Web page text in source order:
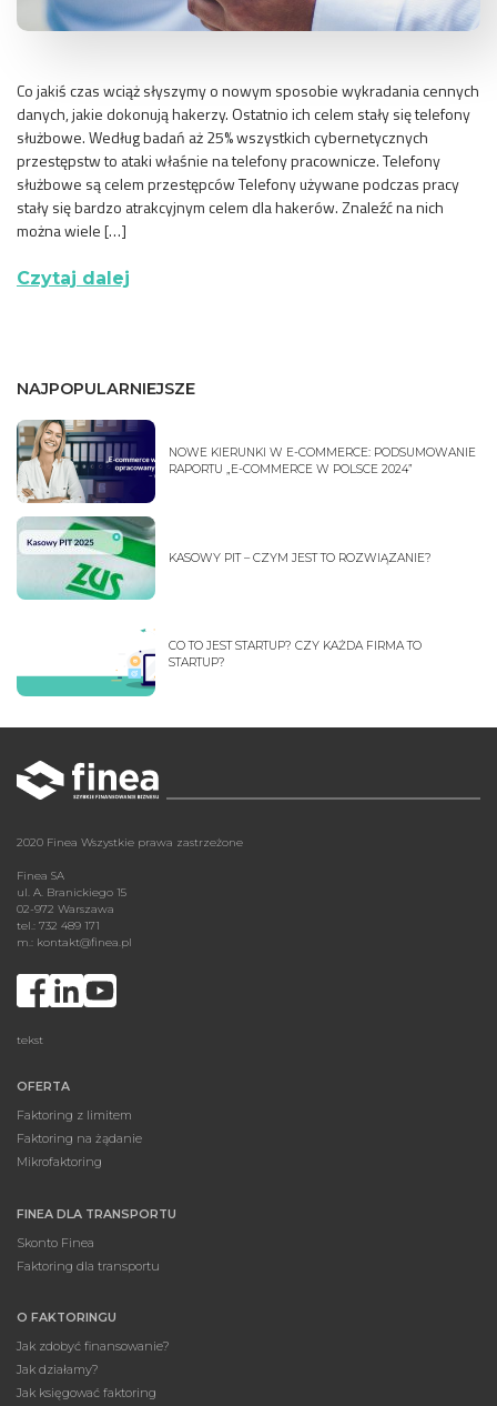
Co jakiś czas wciąż słyszymy o nowym sposobie wykradania cennych
danych, jakie dokonują hakerzy. Ostatnio ich celem stały się telefony
służbowe. Według badań aż 25% wszystkich cybernetycznych
przestępstw to ataki właśnie na telefony pracownicze. Telefony
służbowe są celem przestępców Telefony używane podczas pracy
stały się bardzo atrakcyjnym celem dla hakerów. Znaleźć na nich
można wiele […]
Czytaj dalej
NAJPOPULARNIEJSZE
NOWE KIERUNKI W E-COMMERCE: PODSUMOWANIE
RAPORTU „E-COMMERCE W POLSCE 2024”
KASOWY PIT – CZYM JEST TO ROZWIĄZANIE?
CO TO JEST STARTUP? CZY KAŻDA FIRMA TO
STARTUP?
2020 Finea Wszystkie prawa zastrzeżone
Finea SA
ul. A. Branickiego 15
02-972 Warszawa
tel.: 732 489 171
m.: kontakt@finea.pl
tekst
OFERTA
Faktoring z limitem
Faktoring na żądanie
Mikrofaktoring
FINEA DLA TRANSPORTU
Skonto Finea
Faktoring dla transportu
O FAKTORINGU
Jak zdobyć finansowanie?
Jak działamy?
Jak księgować faktoring